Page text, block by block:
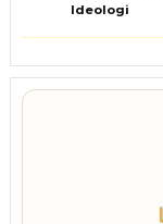
Ideologi